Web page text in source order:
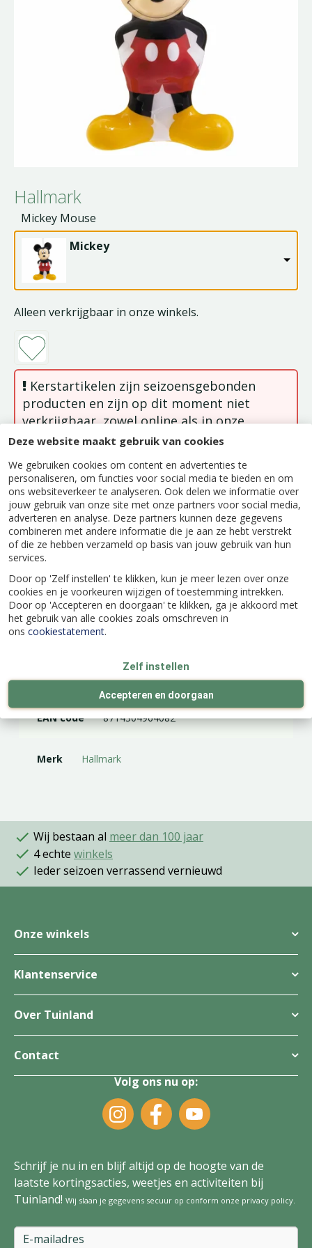
Deze website maakt gebruik van cookies
We gebruiken cookies om content en advertenties te
personaliseren, om functies voor social media te bieden en om
ons websiteverkeer te analyseren. Ook delen we informatie over
jouw gebruik van onze site met onze partners voor social media,
adverteren en analyse. Deze partners kunnen deze gegevens
combineren met andere informatie die je aan ze hebt verstrekt
of die ze hebben verzameld op basis van jouw gebruik van hun
services.
Door op 'Zelf instellen' te klikken, kun je meer lezen over onze
cookies en je voorkeuren wijzigen of toestemming intrekken.
Door op 'Accepteren en doorgaan' te klikken, ga je akkoord met
het gebruik van alle cookies zoals omschreven in
ons cookiestatement.
Zelf instellen
Accepteren en doorgaan
Hallmark
Mickey Mouse
Mickey
Alleen verkrijgbaar in onze winkels.
Kerstartikelen zijn seizoensgebonden
producten en zijn op dit moment niet
verkrijgbaar, zowel online als in onze
winkels. Deze artikelen zijn weer
Beschrijving
Mickey Mouse brengt klassieke Disney-magie in
je kerstboom. Een vrolijk en tijdloos ornament
dat iedereen herkent.
Specificaties
EAN code 8714304964082
Merk Hallmark
Wij bestaan al meer dan 100 jaar
4 echte winkels
Ieder seizoen verrassend vernieuwd
Onze winkels
Klantenservice
Over Tuinland
Contact
Volg ons nu op:
Schrijf je nu in en blijf altijd op de hoogte van de
laatste kortingsacties, weetjes en activiteiten bij
Tuinland! Wij slaan je gegevens secuur op conform onze privacy policy.